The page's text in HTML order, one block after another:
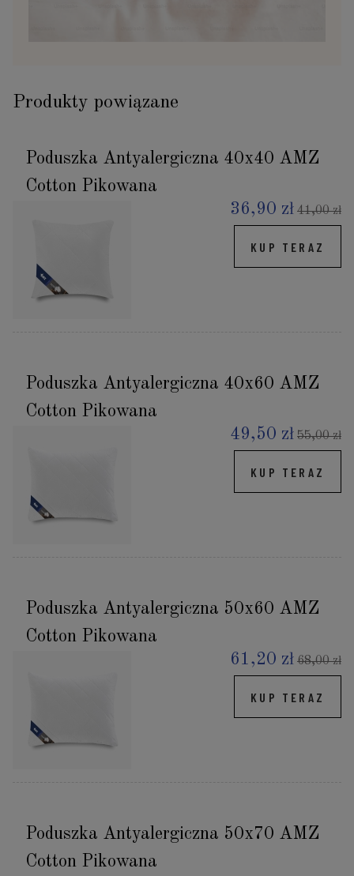
Produkty powiązane
Poduszka Antyalergiczna 40x40 AMZ
Cotton Pikowana
36,90 zł 41,00 zł
KUP TERAZ
Poduszka Antyalergiczna 40x60 AMZ
Cotton Pikowana
49,50 zł 55,00 zł
KUP TERAZ
Poduszka Antyalergiczna 50x60 AMZ
Cotton Pikowana
61,20 zł 68,00 zł
KUP TERAZ
Poduszka Antyalergiczna 50x70 AMZ
Cotton Pikowana